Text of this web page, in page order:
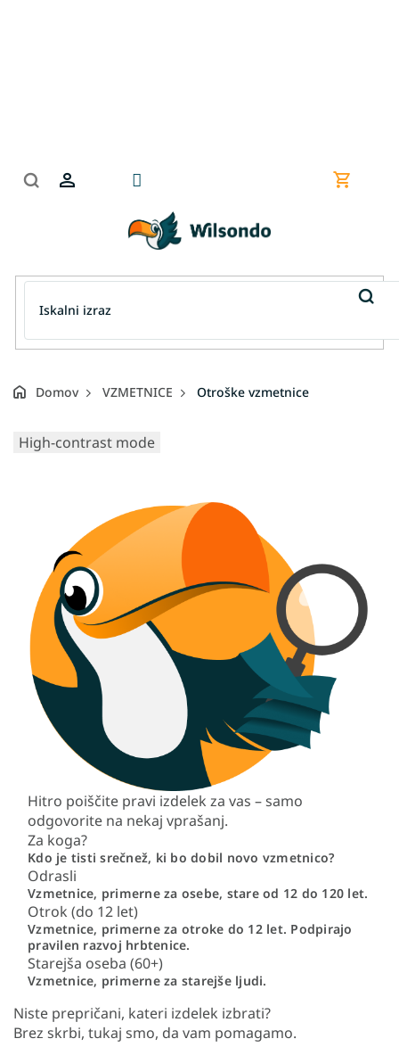
Domov VZMETNICE Otroške vzmetnice
High-contrast mode
Hitro poiščite pravi izdelek za vas – samo
odgovorite na nekaj vprašanj.
Za koga?
Kdo je tisti srečnež, ki bo dobil novo vzmetnico?
Odrasli
Vzmetnice, primerne za osebe, stare od 12 do 120 let.
Otrok (do 12 let)
Vzmetnice, primerne za otroke do 12 let. Podpirajo
pravilen razvoj hrbtenice.
Starejša oseba (60+)
Vzmetnice, primerne za starejše ljudi.
Niste prepričani, kateri izdelek izbrati?
Brez skrbi, tukaj smo, da vam pomagamo.